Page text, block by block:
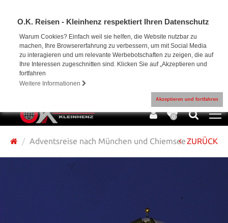
O.K. Reisen - Kleinhenz respektiert Ihren Datenschutz
Warum Cookies? Einfach weil sie helfen, die Website nutzbar zu
machen, Ihre Browsererfahrung zu verbessern, um mit Social Media
zu interagieren und um relevante Werbebotschaften zu zeigen, die auf
Ihre Interessen zugeschnitten sind. Klicken Sie auf „Akzeptieren und
fortfahren
Weitere Informationen
Akzeptieren und fortfahren
0
Adventsreise nach München und ChiemseeZURÜCK